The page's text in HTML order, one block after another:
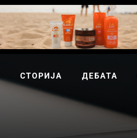
СТОРИЈА ДЕБАТА